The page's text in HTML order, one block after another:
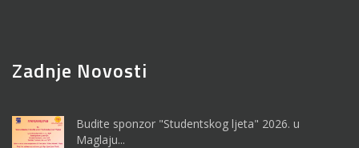
Zadnje Novosti
Budite sponzor "Studentskog ljeta" 2026. u
Maglaju...